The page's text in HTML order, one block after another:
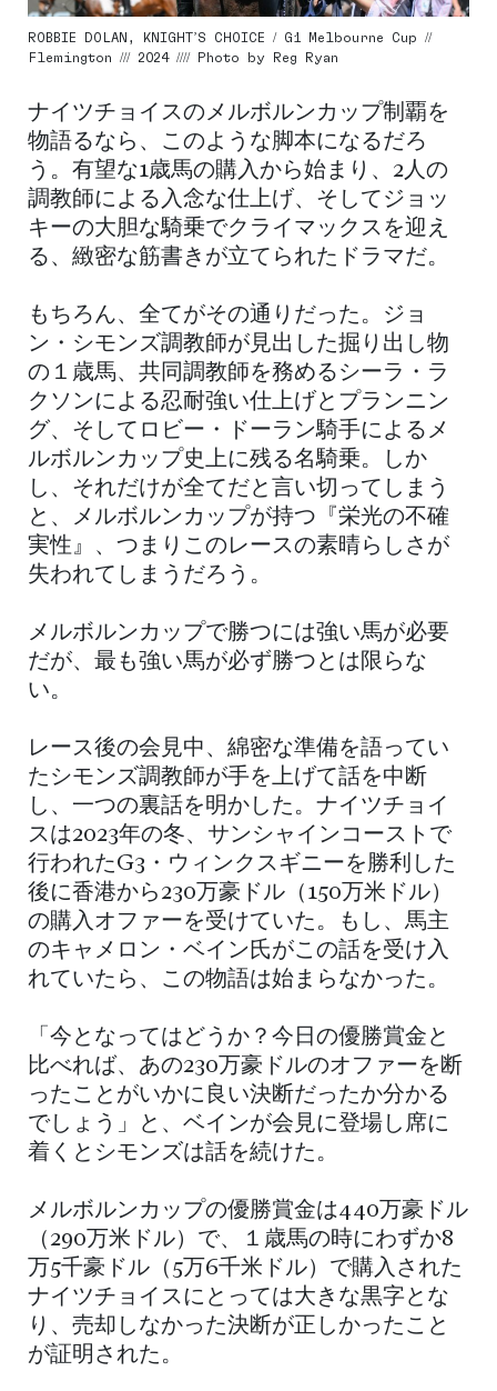
ROBBIE DOLAN, KNIGHT’S CHOICE / G1 Melbourne Cup //
Flemington /// 2024 //// Photo by Reg Ryan
ナイツチョイスのメルボルンカップ制覇を
物語るなら、このような脚本になるだろ
う。有望な1歳馬の購入から始まり、2人の
調教師による入念な仕上げ、そしてジョッ
キーの大胆な騎乗でクライマックスを迎え
る、緻密な筋書きが立てられたドラマだ。
もちろん、全てがその通りだった。ジョ
ン・シモンズ調教師が見出した掘り出し物
の１歳馬、共同調教師を務めるシーラ・ラ
クソンによる忍耐強い仕上げとプランニン
グ、そしてロビー・ドーラン騎手によるメ
ルボルンカップ史上に残る名騎乗。しか
し、それだけが全てだと言い切ってしまう
と、メルボルンカップが持つ『栄光の不確
実性』、つまりこのレースの素晴らしさが
失われてしまうだろう。
メルボルンカップで勝つには強い馬が必要
だが、最も強い馬が必ず勝つとは限らな
い。
レース後の会見中、綿密な準備を語ってい
たシモンズ調教師が手を上げて話を中断
し、一つの裏話を明かした。ナイツチョイ
スは2023年の冬、サンシャインコーストで
行われたG3・ウィンクスギニーを勝利した
後に香港から230万豪ドル（150万米ドル）
の購入オファーを受けていた。もし、馬主
のキャメロン・ベイン氏がこの話を受け入
れていたら、この物語は始まらなかった。
「今となってはどうか？今日の優勝賞金と
比べれば、あの230万豪ドルのオファーを断
ったことがいかに良い決断だったか分かる
でしょう」と、ベインが会見に登場し席に
着くとシモンズは話を続けた。
メルボルンカップの優勝賞金は440万豪ドル
（290万米ドル）で、１歳馬の時にわずか8
万5千豪ドル（5万6千米ドル）で購入された
ナイツチョイスにとっては大きな黒字とな
り、売却しなかった決断が正しかったこと
が証明された。